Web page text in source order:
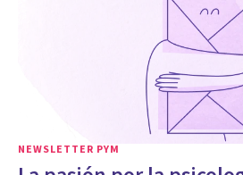
NEWSLETTER PYM